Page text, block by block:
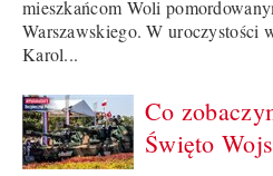
mieszkańcom Woli
Warszawskiego. W uroczystości
Karol...
Co
Święto